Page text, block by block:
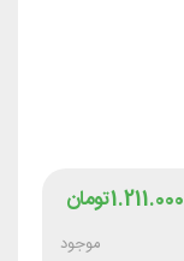
تومان1.211.000
موجود